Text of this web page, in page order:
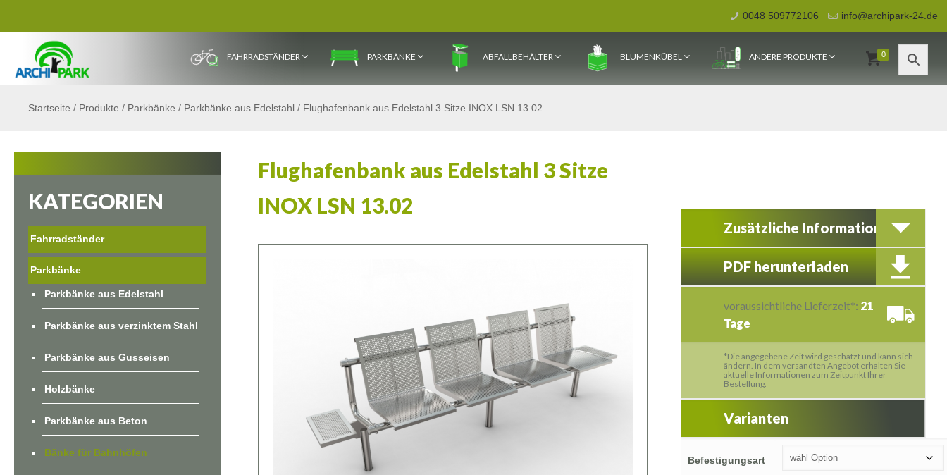
0048 509772106 info@archipark-24.de
FAHRRADSTÄNDER PARKBÄNKE ABFALLBEHÄLTER BLUMENKÜBEL ANDERE PRODUKTE 0
Startseite / Produkte / Parkbänke / Parkbänke aus Edelstahl / Flughafenbank aus Edelstahl 3 Sitze INOX LSN 13.02
Flughafenbank aus Edelstahl 3 Sitze
INOX LSN 13.02
Zusätzliche Information
PDF herunterladen
voraussichtliche Lieferzeit*: 21
Tage
*Die angegebene Zeit wird geschätzt und kann sich
ändern. In dem versandten Angebot erhalten Sie
aktuelle Informationen zum Zeitpunkt Ihrer
Bestellung.
Varianten
Befestigungsart
KATEGORIEN
Fahrradständer
Parkbänke
Parkbänke aus Edelstahl
Parkbänke aus verzinktem Stahl
Parkbänke aus Gusseisen
Holzbänke
Parkbänke aus Beton
Bänke für Bahnhöfen